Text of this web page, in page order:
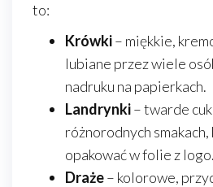
to:
Krówki– miękkie,
lubiane przez wiele
nadruku na papierkach.
Landrynki– twarde
różnorodnych
opakować w folie z logo.
Draże– kolorowe,